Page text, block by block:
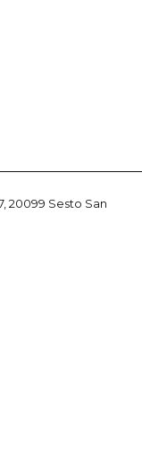
20099 Sesto San